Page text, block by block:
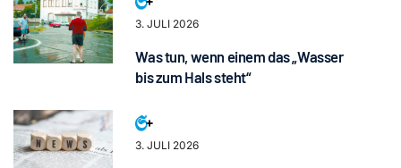
3. JULI 2026
Was tun, wenn einem das „Wasser
bis zum Hals steht“
3. JULI 2026